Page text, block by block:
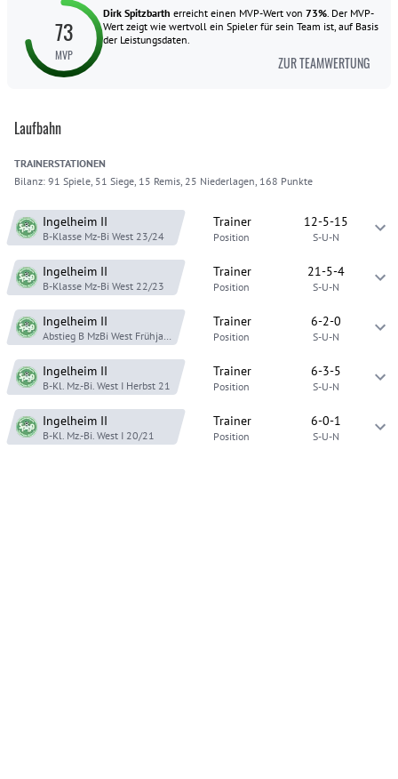
73
MVP
Dirk Spitzbarth erreicht einen MVP-Wert von 73%. Der MVP-
Wert zeigt wie wertvoll ein Spieler für sein Team ist, auf Basis
der Leistungsdaten.
ZUR TEAMWERTUNG
Laufbahn
TRAINERSTATIONEN
Bilanz: 91 Spiele, 51 Siege, 15 Remis, 25 Niederlagen, 168 Punkte
Ingelheim II
B-Klasse Mz-Bi West 23/24
Trainer
Position
12-5-15
S-U-N
Ingelheim II
B-Klasse Mz-Bi West 22/23
Trainer
Position
21-5-4
S-U-N
Ingelheim II
Abstieg B MzBi West Frühjahr 22
Trainer
Position
6-2-0
S-U-N
Ingelheim II
B-Kl. Mz.-Bi. West I Herbst 21
Trainer
Position
6-3-5
S-U-N
Ingelheim II
B-Kl. Mz.-Bi. West I 20/21
Trainer
Position
6-0-1
S-U-N